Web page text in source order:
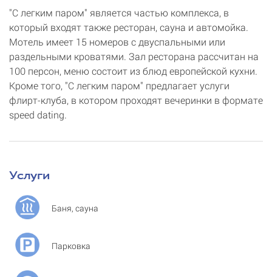
"С легким паром" является частью комплекса, в
который входят также ресторан, сауна и автомойка.
Мотель имеет 15 номеров с двуспальными или
раздельными кроватями. Зал ресторана рассчитан на
100 персон, меню состоит из блюд европейской кухни.
Кроме того, "С легким паром" предлагает услуги
флирт-клуба, в котором проходят вечеринки в формате
speed dating.
Услуги
Баня, сауна
Парковка